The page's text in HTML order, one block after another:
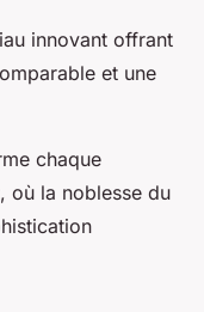
innovant offrant
et une
chaque
, où la noblesse du